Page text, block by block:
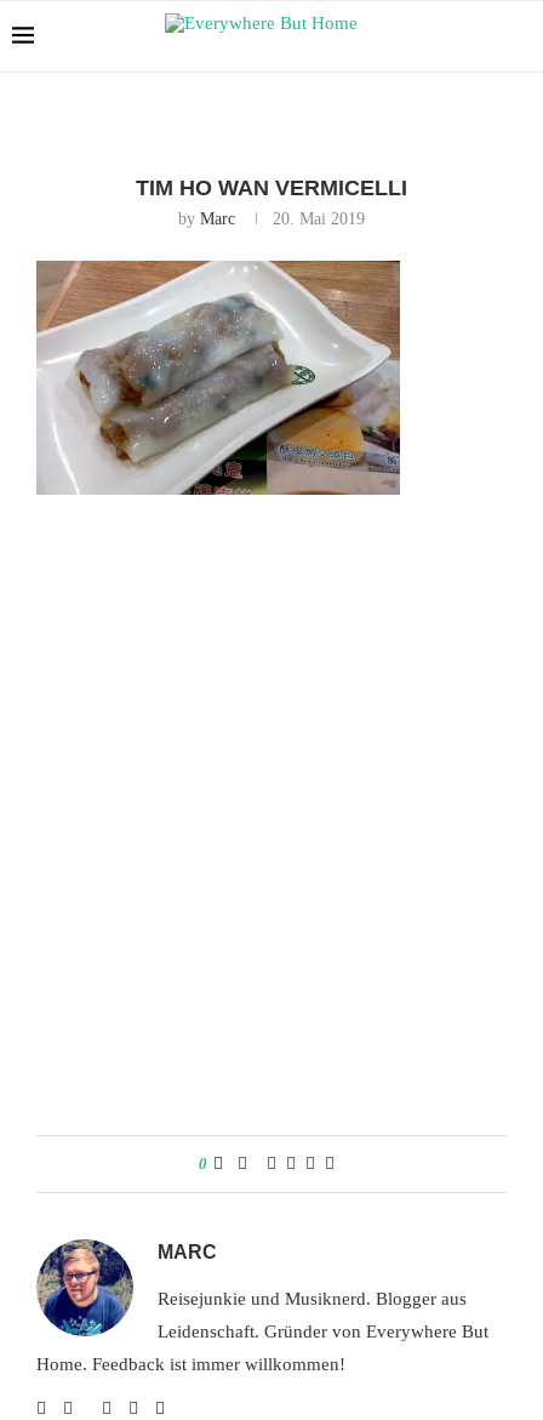
TIM HO WAN VERMICELLI
by Marc 20. Mai 2019
0
MARC
Reisejunkie und Musiknerd. Blogger aus
Leidenschaft. Gründer von Everywhere But
Home. Feedback ist immer willkommen!